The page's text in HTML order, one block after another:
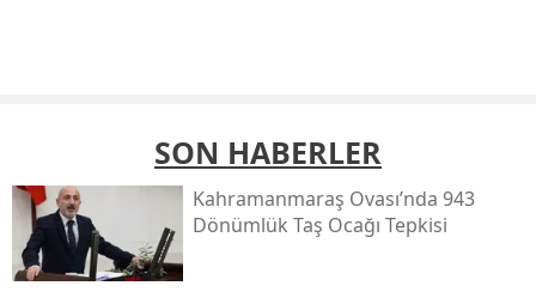
SON HABERLER
Kahramanmaraş Ovası’nda 943
Dönümlük Taş Ocağı Tepkisi